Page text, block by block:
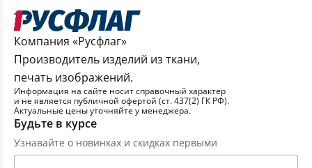
Компания «Русфлаг»
Производитель изделий из ткани,
печать изображений.
Информация на сайте носит справочный характер
и не является публичной офертой (ст. 437(2) ГК РФ).
Актуальные цены уточняйте у менеджера.
Будьте в курсе
Узнавайте о новинках и скидках первыми